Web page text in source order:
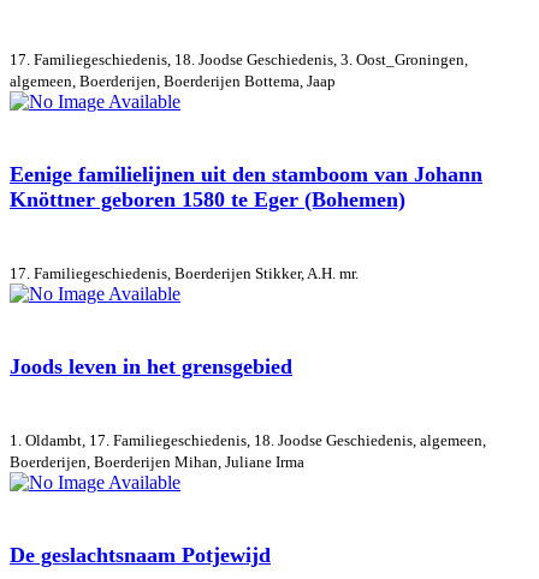
17. Familiegeschiedenis, 18. Joodse Geschiedenis, 3. Oost_Groningen,
algemeen, Boerderijen, Boerderijen Bottema, Jaap
Eenige familielijnen uit den stamboom van Johann
Knöttner geboren 1580 te Eger (Bohemen)
17. Familiegeschiedenis, Boerderijen Stikker, A.H. mr.
Joods leven in het grensgebied
1. Oldambt, 17. Familiegeschiedenis, 18. Joodse Geschiedenis, algemeen,
Boerderijen, Boerderijen Mihan, Juliane Irma
De geslachtsnaam Potjewijd